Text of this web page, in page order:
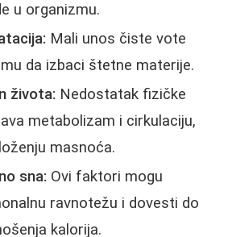
u organizmu.
Mali unos čiste vote
da izbaci štetne materije.
života: Nedostatak fizičke
metabolizam i cirkulaciju,
masnoća.
sna: Ovi faktori mogu
ravnotežu i dovesti do
kalorija.